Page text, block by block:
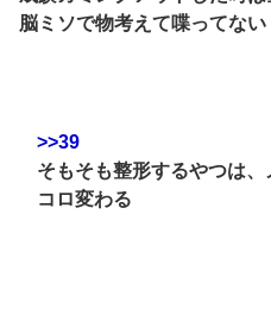
脳ミソで物考えて喋ってない
>>39
そもそも整形するやつは
コロ変わる